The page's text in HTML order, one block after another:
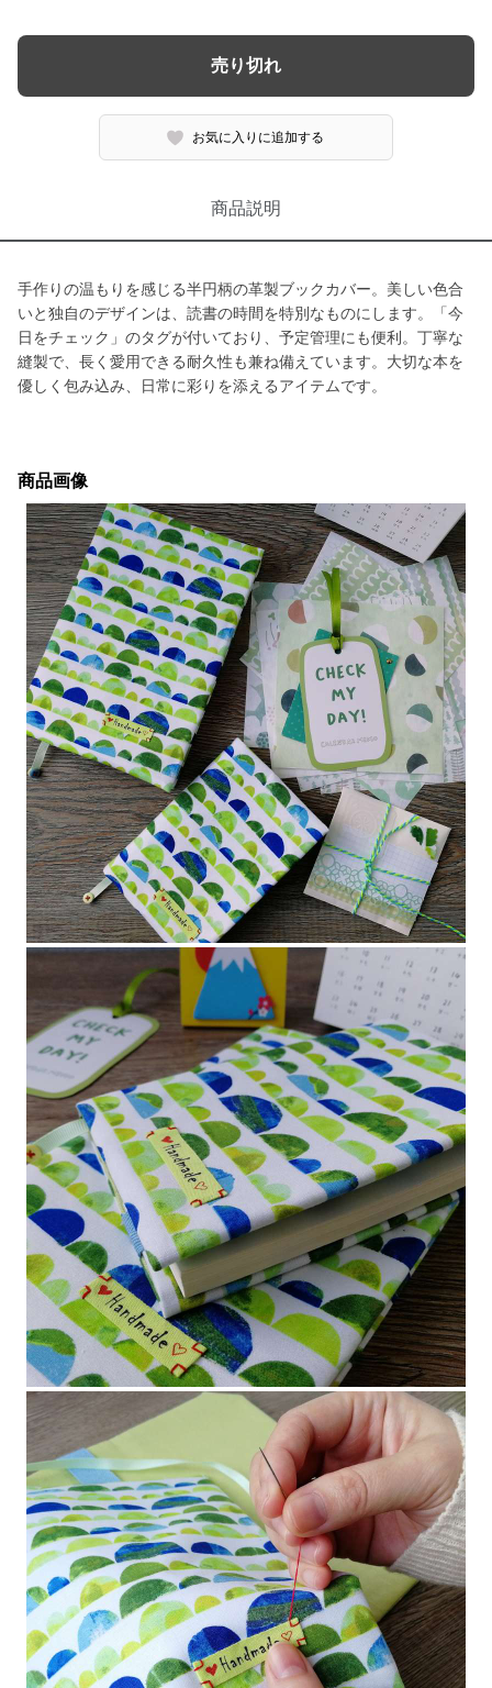
売り切れ
お気に入りに追加する
商品説明
手作りの温もりを感じる半円柄の革製ブックカバー。美しい色合
いと独自のデザインは、読書の時間を特別なものにします。「今
日をチェック」のタグが付いており、予定管理にも便利。丁寧な
縫製で、長く愛用できる耐久性も兼ね備えています。大切な本を
優しく包み込み、日常に彩りを添えるアイテムです。
商品画像